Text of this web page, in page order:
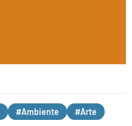
#Ambiente
#Arte